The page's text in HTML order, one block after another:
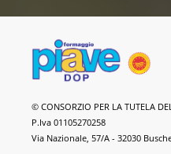
Formaggio
Piave
DOP
© CONSORZIO PER LA TUTELA
P.Iva 01105270258
Via Nazionale, 57/A - 32030